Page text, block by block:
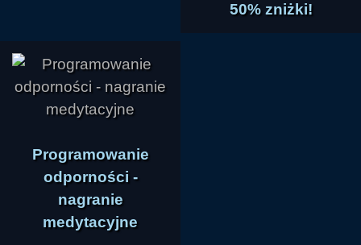
50% zniżki!
Programowanie
odporności -
nagranie
medytacyjne